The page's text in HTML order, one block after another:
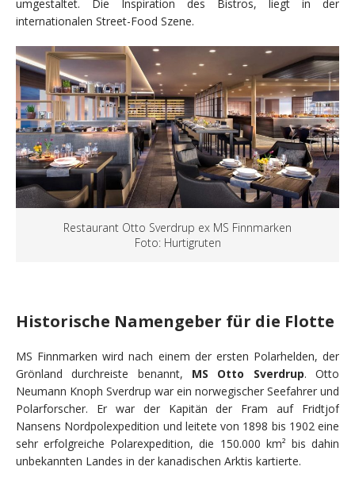
umgestaltet. Die Inspiration des Bistros, liegt in der
internationalen Street-Food Szene.
Restaurant Otto Sverdrup ex MS Finnmarken
Foto: Hurtigruten
Historische Namengeber für die Flotte
MS Finnmarken wird nach einem der ersten Polarhelden, der
Grönland durchreiste benannt, MS Otto Sverdrup. Otto
Neumann Knoph Sverdrup war ein norwegischer Seefahrer und
Polarforscher. Er war der Kapitän der Fram auf Fridtjof
Nansens Nordpolexpedition und leitete von 1898 bis 1902 eine
sehr erfolgreiche Polarexpedition, die 150.000 km² bis dahin
unbekannten Landes in der kanadischen Arktis kartierte.